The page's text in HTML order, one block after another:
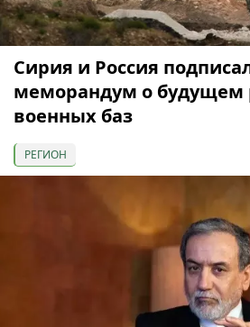
Сирия и Россия
меморандум о будущем
военных баз
РЕГИОН